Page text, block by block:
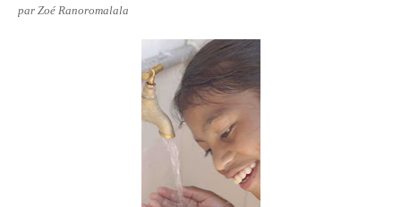
Unknown
Jul 06 2026
Chine : des investissements à l'étranger plus encadrés
Jul 01 2026
Economie hôtelière : la connectivité comme levier
Jun 27 2026
Pays du Golfe : nouveau paradigme, nouvelles priorités
Jun 22 2026
Neutralité carbone : les "Iles Vanille" poussent leurs pions
par Zoé Ranoromalala